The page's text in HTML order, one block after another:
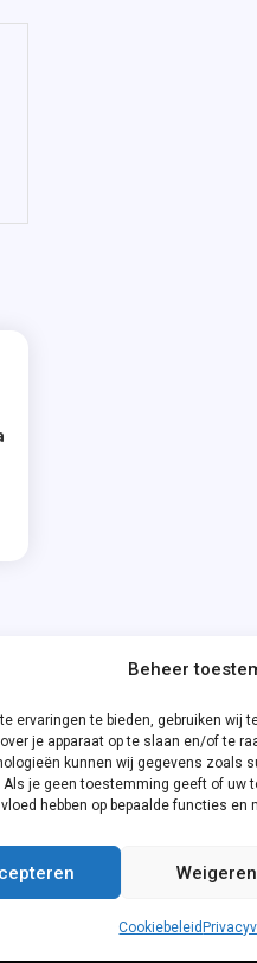
Beheer
ervaringen te bieden, gebruiken wij
je apparaat op te slaan en/of te
kunnen wij gegevens zoals
Als je geen toestemming geeft of uw
hebben op bepaalde functies en
Weigeren
Cookiebeleid